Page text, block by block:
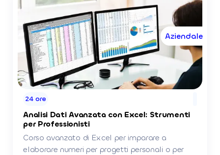
24 ore
Analisi Dati Avanzata con Excel: Strumenti
per Professionisti
Corso avanzato di Excel per imparare a
elaborare numeri per progetti personali o per
Aziendale